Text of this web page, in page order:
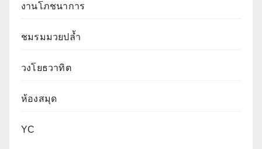
งานโภชนาการ
ชมรมมวยปล้ำ
วงโยธวาทิต
ห้องสมุด
YC